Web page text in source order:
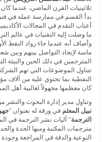
ثلاثينيات القرن الماضي، عندما
بدأ القسم في ممارسة عمله في
أعتاب التقدم في المجالات
ما وصلت إليه التقنيات في عالم
وأضاف أنه عندما جاء رواد النفط
ماسة لإيجاد التواصل بينهم وبين
المترجمين في ذلك الحين والبيئة
تتناول الموضوعات التي تهم
النفطية بما تحتوي عليه من
كان معظمها مجهولاً لغالبية أهل
وتناول مدير إدارة البحوث والنشر
نبيل المعثم في ورقة له بعنوان "
الترجمة" آليات نشر الترجمة في
مترجمات المكتبة ومنها الجدة
النوعية والدقة في المراجعة